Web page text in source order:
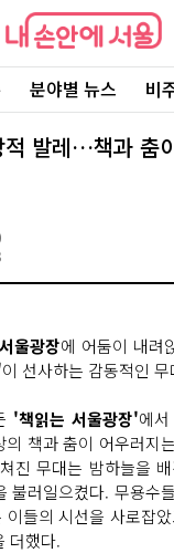
내
손
에
울
분야별 뉴스 비
적 발레…책과 춤
서울광장에 어둠이 내려
이 선사하는 감동적인
'책읽는 서울광장'에
의 책과 춤이 어우러지
진 무대는 밤하늘을
불러일으켰다. 무용수
들의 시선을 사로잡
더했다.